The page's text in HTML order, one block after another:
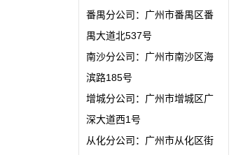
番禺分公司：广州市番禺区番
禺大道北537号
南沙分公司：广州市南沙区海
滨路185号
增城分公司：广州市增城区广
深大道西1号
从化分公司：广州市从化区街